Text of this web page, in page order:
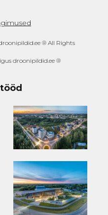
® All Rights
droonipildid.ee ®